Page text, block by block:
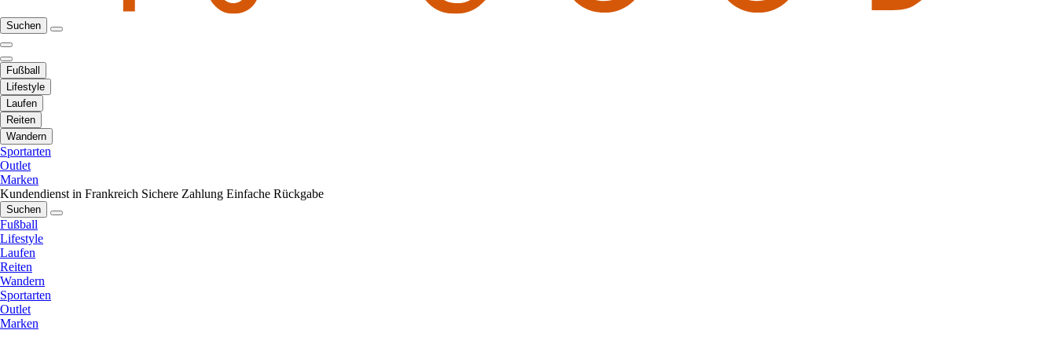
Suchen
Fußball
Lifestyle
Laufen
Reiten
Wandern
Sportarten
Outlet
Marken
Kundendienst in Frankreich Sichere Zahlung Einfache Rückgabe
Suchen
Fußball
Lifestyle
Laufen
Reiten
Wandern
Sportarten
Outlet
Marken